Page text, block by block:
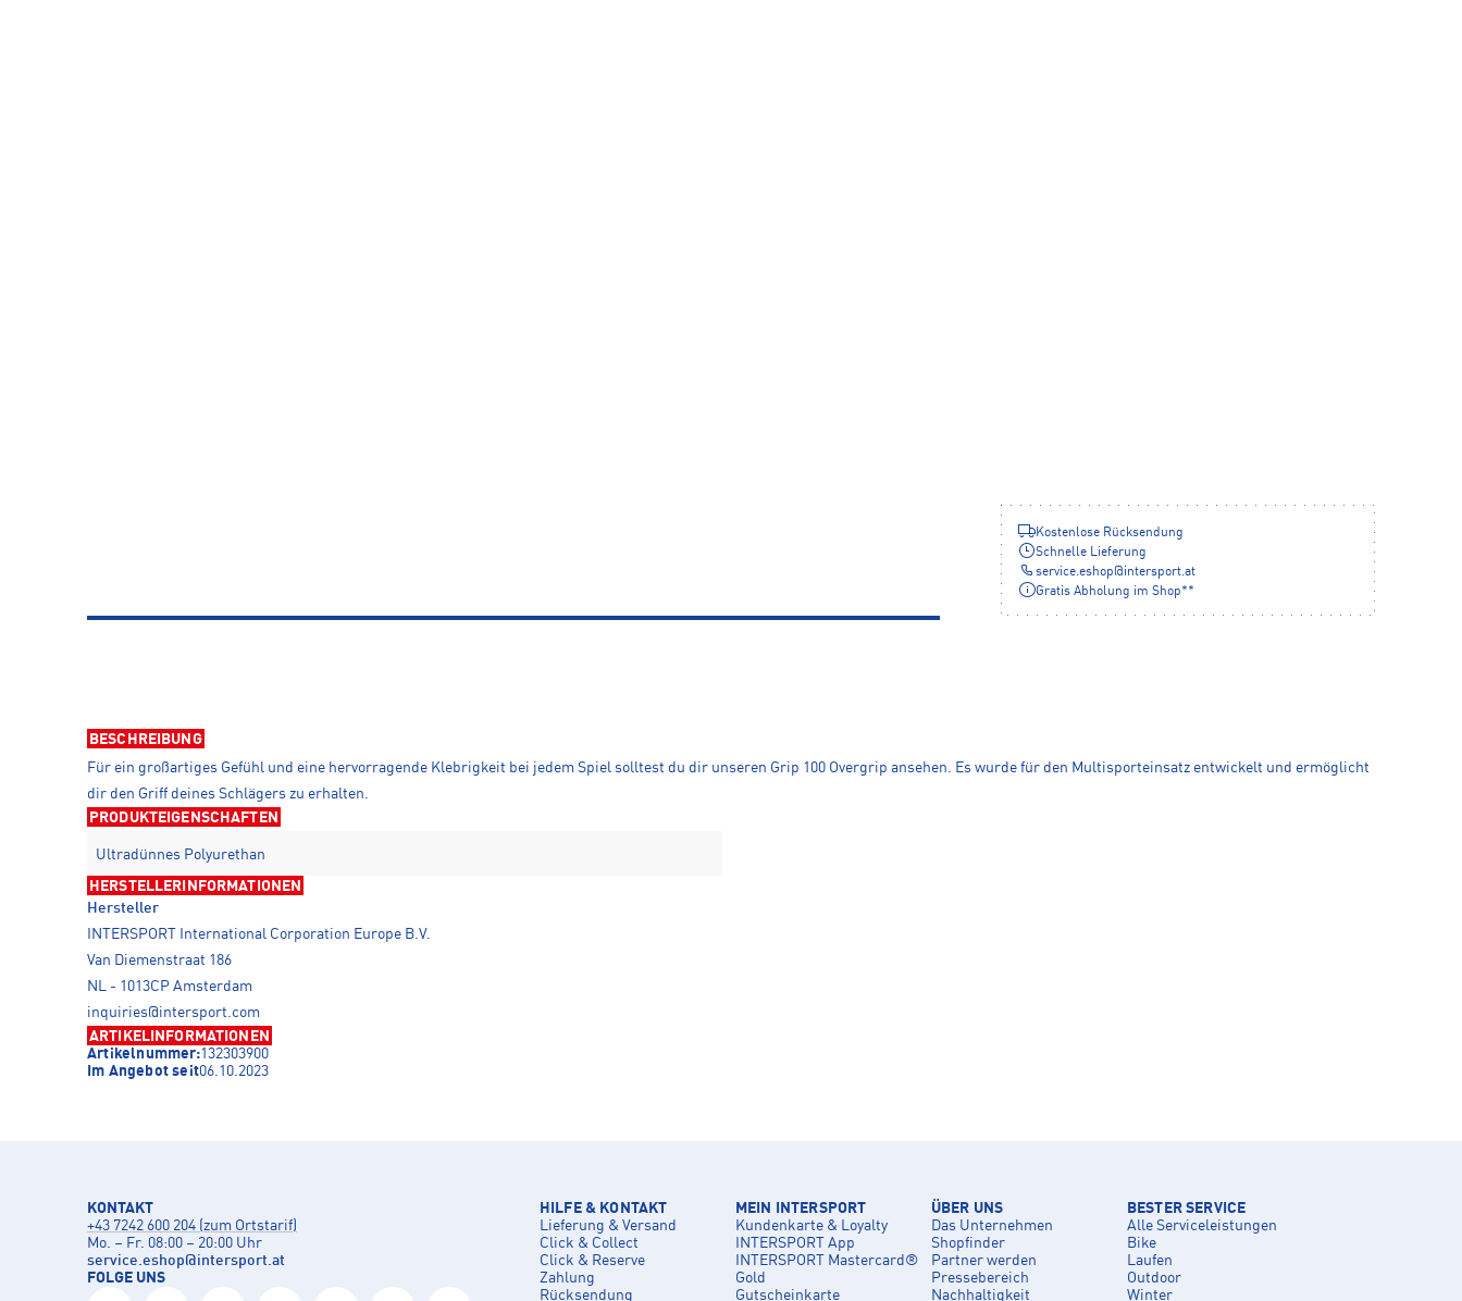
Kostenlose Rücksendung
Schnelle Lieferung
service.eshop@intersport.at
Gratis Abholung im Shop**
BESCHREIBUNG
Für ein großartiges Gefühl und eine hervorragende Klebrigkeit bei jedem Spiel solltest du dir unseren Grip 100 Overgrip ansehen. Es wurde für den Multisporteinsatz entwickelt und ermöglicht
dir den Griff deines Schlägers zu erhalten.
PRODUKTEIGENSCHAFTEN
Ultradünnes Polyurethan
HERSTELLERINFORMATIONEN
Hersteller
INTERSPORT International Corporation Europe B.V.
Van Diemenstraat 186
NL - 1013CP Amsterdam
inquiries@intersport.com
ARTIKELINFORMATIONEN
Artikelnummer:132303900
Im Angebot seit06.10.2023
KONTAKT
+43 7242 600 204 (zum Ortstarif)
Mo. – Fr. 08:00 – 20:00 Uhr
service.eshop@intersport.at
FOLGE UNS
HILFE & KONTAKT
Lieferung & Versand
Click & Collect
Click & Reserve
Zahlung
Rücksendung
MEIN INTERSPORT
Kundenkarte & Loyalty
INTERSPORT App
INTERSPORT Mastercard®
Gold
Gutscheinkarte
ÜBER UNS
Das Unternehmen
Shopfinder
Partner werden
Pressebereich
Nachhaltigkeit
BESTER SERVICE
Alle Serviceleistungen
Bike
Laufen
Outdoor
Winter